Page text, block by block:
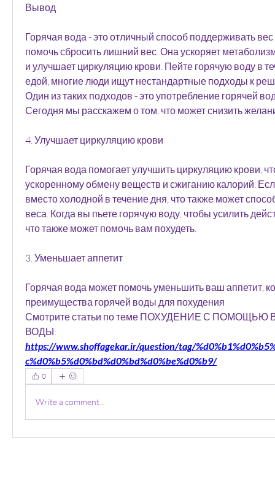
Вывод
Горячая вода - это отличный способ поддерживать
помочь сбросить лишний вес. Она ускоряет
и улучшает циркуляцию крови. Пейте горячую воду в
едой, многие люди ищут нестандартные подходы к
Один из таких подходов - это употребление горячей
Сегодня мы расскажем о том, что может снизить
4. Улучшает циркуляцию крови
Горячая вода помогает улучшить циркуляцию крови,
ускоренному обмену веществ и сжиганию калорий.
вместо холодной в течение дня, что также может
веса. Когда вы пьете горячую воду, чтобы усилить
что также может помочь вам похудеть.
3. Уменьшает аппетит
Горячая вода может помочь уменьшить ваш аппетит,
преимущества горячей воды для похудения
Смотрите статьи по теме ПОХУДЕНИЕ С
ВОДЫ:
https://www.shoffagekar.ir/question/tag/
c%d0%b5%d0%bd%d0%bd%d0%be%d0%b9/
0
Write a comment...